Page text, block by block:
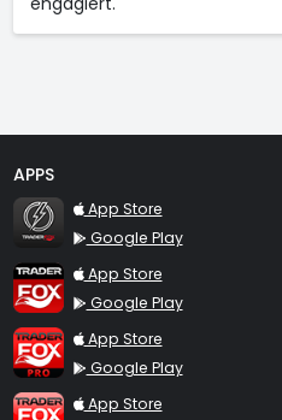
APPS
TraderFox Flash
App Store
Google Play
TraderFox App
App Store
Google Play
TraderFox Pro
App Store
Google Play
TraderFox dpa-AFX ProFeed
App Store